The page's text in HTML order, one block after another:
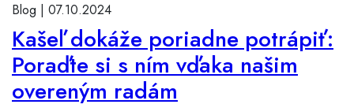
Blog | 07.10.2024
Kašeľ dokáže poriadne potrápiť:
Poraďte si s ním vďaka našim
overeným radám